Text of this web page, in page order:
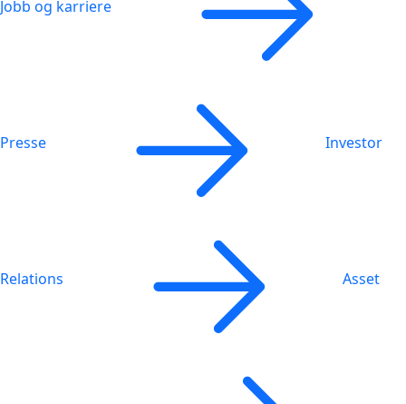
Jobb og karriere
Presse Investor
Relations Asset